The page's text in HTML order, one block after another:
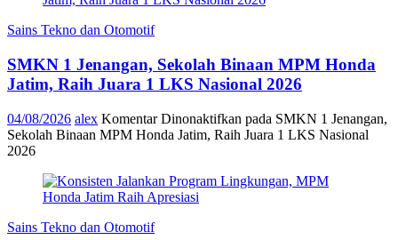
Sains Tekno dan Otomotif
SMKN 1 Jenangan, Sekolah Binaan MPM Honda
Jatim, Raih Juara 1 LKS Nasional 2026
04/08/2026 alex Komentar Dinonaktifkan pada SMKN 1 Jenangan,
Sekolah Binaan MPM Honda Jatim, Raih Juara 1 LKS Nasional
2026
Sains Tekno dan Otomotif